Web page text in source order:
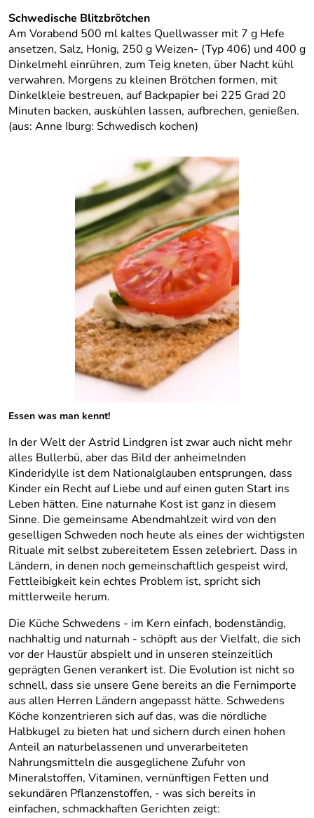
Schwedische Blitzbrötchen
Am Vorabend 500 ml kaltes Quellwasser mit 7 g Hefe
ansetzen, Salz, Honig, 250 g Weizen- (Typ 406) und 400 g
Dinkelmehl einrühren, zum Teig kneten, über Nacht kühl
verwahren. Morgens zu kleinen Brötchen formen, mit
Dinkelkleie bestreuen, auf Backpapier bei 225 Grad 20
Minuten backen, auskühlen lassen, aufbrechen, genießen.
(aus: Anne Iburg: Schwedisch kochen)
Essen was man kennt!
In der Welt der Astrid Lindgren ist zwar auch nicht mehr
alles Bullerbü, aber das Bild der anheimelnden
Kinderidylle ist dem Nationalglauben entsprungen, dass
Kinder ein Recht auf Liebe und auf einen guten Start ins
Leben hätten. Eine naturnahe Kost ist ganz in diesem
Sinne. Die gemeinsame Abendmahlzeit wird von den
geselligen Schweden noch heute als eines der wichtigsten
Rituale mit selbst zubereitetem Essen zelebriert. Dass in
Ländern, in denen noch gemeinschaftlich gespeist wird,
Fettleibigkeit kein echtes Problem ist, spricht sich
mittlerweile herum.
Die Küche Schwedens - im Kern einfach, bodenständig,
nachhaltig und naturnah - schöpft aus der Vielfalt, die sich
vor der Haustür abspielt und in unseren steinzeitlich
geprägten Genen verankert ist. Die Evolution ist nicht so
schnell, dass sie unsere Gene bereits an die Fernimporte
aus allen Herren Ländern angepasst hätte. Schwedens
Köche konzentrieren sich auf das, was die nördliche
Halbkugel zu bieten hat und sichern durch einen hohen
Anteil an naturbelassenen und unverarbeiteten
Nahrungsmitteln die ausgeglichene Zufuhr von
Mineralstoffen, Vitaminen, vernünftigen Fetten und
sekundären Pflanzenstoffen, - was sich bereits in
einfachen, schmackhaften Gerichten zeigt: